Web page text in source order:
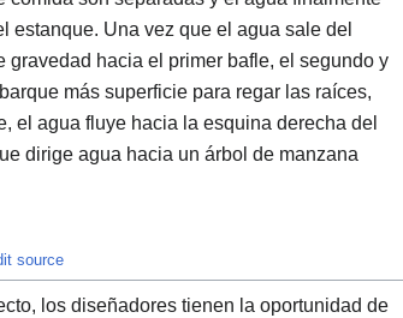
estanque. Una vez que el agua sale del
hacia el primer bafle, el segundo y
más superficie para regar las raíces,
el agua fluye hacia la esquina derecha del
dirige agua hacia un árbol de manzana
source
los diseñadores tienen la oportunidad de